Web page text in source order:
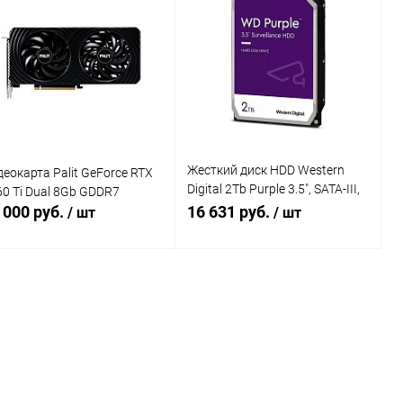
Купить в 1
К
сравнению
В избранное В наличии
Купить в 1
сравнению
В избранное
Palit GeForce RTX
Ti Dual 8Gb GDDR7
руб. / шт
Жесткий диск HDD Western
Digital 2Tb Purple 3.5", SATA-III,
5400rpm, 64Mb (WD23PURZ)
16 631 руб. / шт